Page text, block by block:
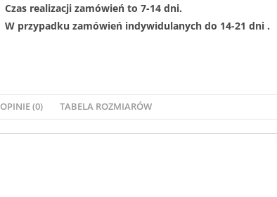
Czas realizacji zamówień to 7-14 dni.
W przypadku zamówień indywidulanych do 14-21 dni .
OPINIE (0) TABELA ROZMIARÓW